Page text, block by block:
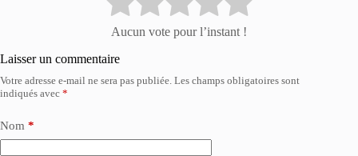
Aucun vote pour l’instant !
Laisser un commentaire
Votre adresse e-mail ne sera pas publiée. Les champs obligatoires sont
indiqués avec *
Nom *